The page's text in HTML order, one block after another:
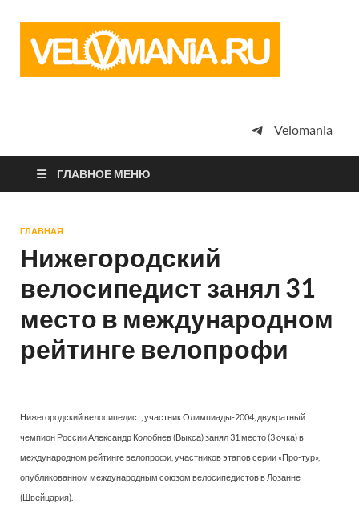
просто
Velomania
ГЛАВНОЕ МЕНЮ
ГЛАВНАЯ
Нижегородский
велосипедист занял 31
место в международном
рейтинге велопрофи
Нижегородский велосипедист, участник Олимпиады-2004, двукратный
чемпион России Александр Колобнев (Выкса) занял 31 место (3 очка) в
международном рейтинге велопрофи, участников этапов серии «Про-тур»,
опубликованном международным союзом велосипедистов в Лозанне
(Швейцария).